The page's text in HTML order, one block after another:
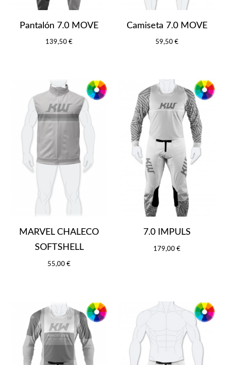
Pantalón 7.0 MOVE
139,50 €
Camiseta 7.0 MOVE
59,50 €
MARVEL CHALECO
SOFTSHELL
55,00 €
7.0 IMPULS
179,00 €